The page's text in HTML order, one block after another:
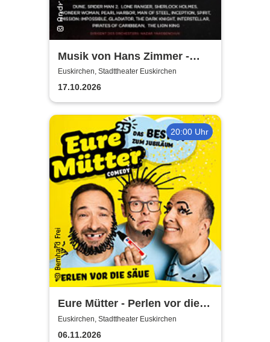
Musik von Hans Zimmer -
gespielt von Lords of the
Sound
Euskirchen, Stadttheater Euskirchen
17.10.2026
20:00 Uhr
Eure Mütter - Perlen vor die
Säue - Das Best Of zum
Jubiläum
Euskirchen, Stadttheater Euskirchen
06.11.2026